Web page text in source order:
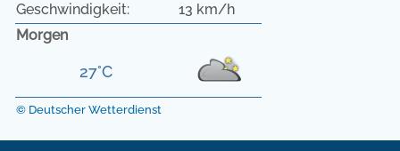
Geschwindigkeit:
13 km/h
Morgen
27°C
© Deutscher Wetterdienst